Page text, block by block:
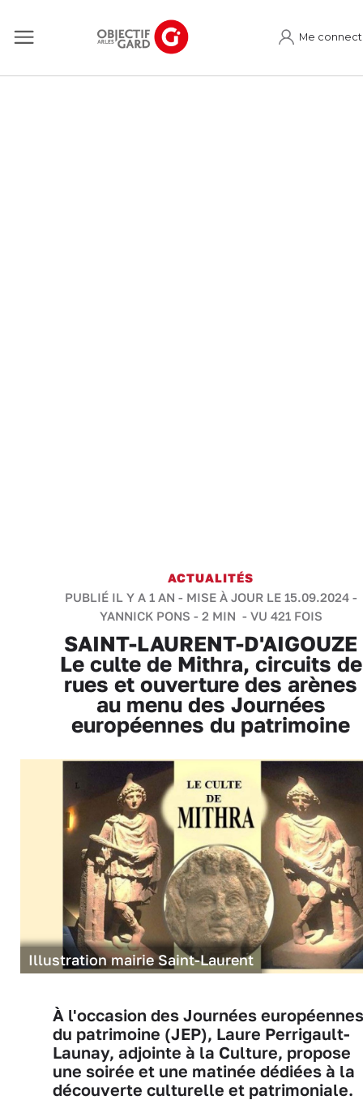
Me
ACTUALITÉS
PUBLIÉ IL Y A 1 AN - MISE À JOUR LE 15.09.2024 -
YANNICK PONS - 2 MIN - VU 421 FOIS
SAINT-LAURENT-D'AIGOUZE
Le culte de Mithra, circuits de
rues et ouverture des arènes
au menu des Journées
européennes du patrimoine
Illustration mairie Saint-Laurent
À l'occasion des Journées européennes
du patrimoine (JEP), Laure Perrigault-
Launay, adjointe à la Culture, propose
une soirée et une matinée dédiées à la
découverte culturelle et patrimoniale.